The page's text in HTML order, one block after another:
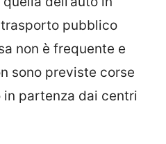
pubblico
non è frequente e
sono previste corse
in partenza dai centri